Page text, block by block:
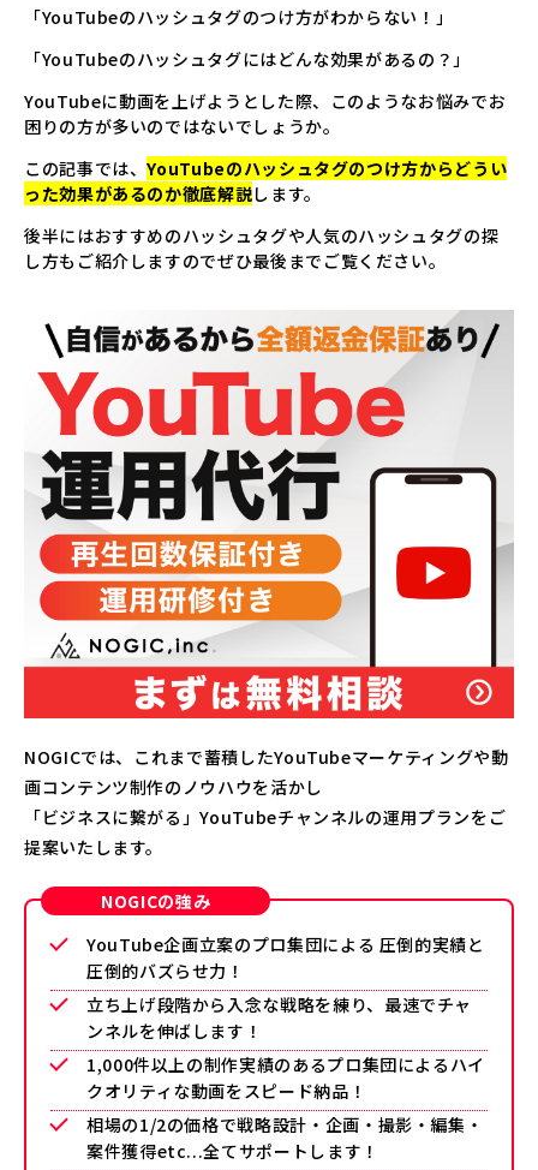
CONTACTお問い合わせ
「YouTubeのハッシュタグのつけ方がわからない！」
「YouTubeのハッシュタグにはどんな効果があるの？」
YouTubeに動画を上げようとした際、このようなお悩みでお
困りの方が多いのではないでしょうか。
この記事では、YouTubeのハッシュタグのつけ方からどうい
った効果があるのか徹底解説します。
後半にはおすすめのハッシュタグや人気のハッシュタグの探
し方もご紹介しますのでぜひ最後までご覧ください。
NOGICでは、これまで蓄積したYouTubeマーケティングや動
画コンテンツ制作のノウハウを活かし
「ビジネスに繋がる」YouTubeチャンネルの運用プランをご
提案いたします。
NOGICの強み
YouTube企画立案のプロ集団による 圧倒的実績と
圧倒的バズらせ力！
立ち上げ段階から入念な戦略を練り、最速でチャ
ンネルを伸ばします！
1,000件以上の制作実績のあるプロ集団によるハイ
クオリティな動画をスピード納品！
相場の1/2の価格で戦略設計・企画・撮影・編集・
案件獲得etc...全てサポートします！